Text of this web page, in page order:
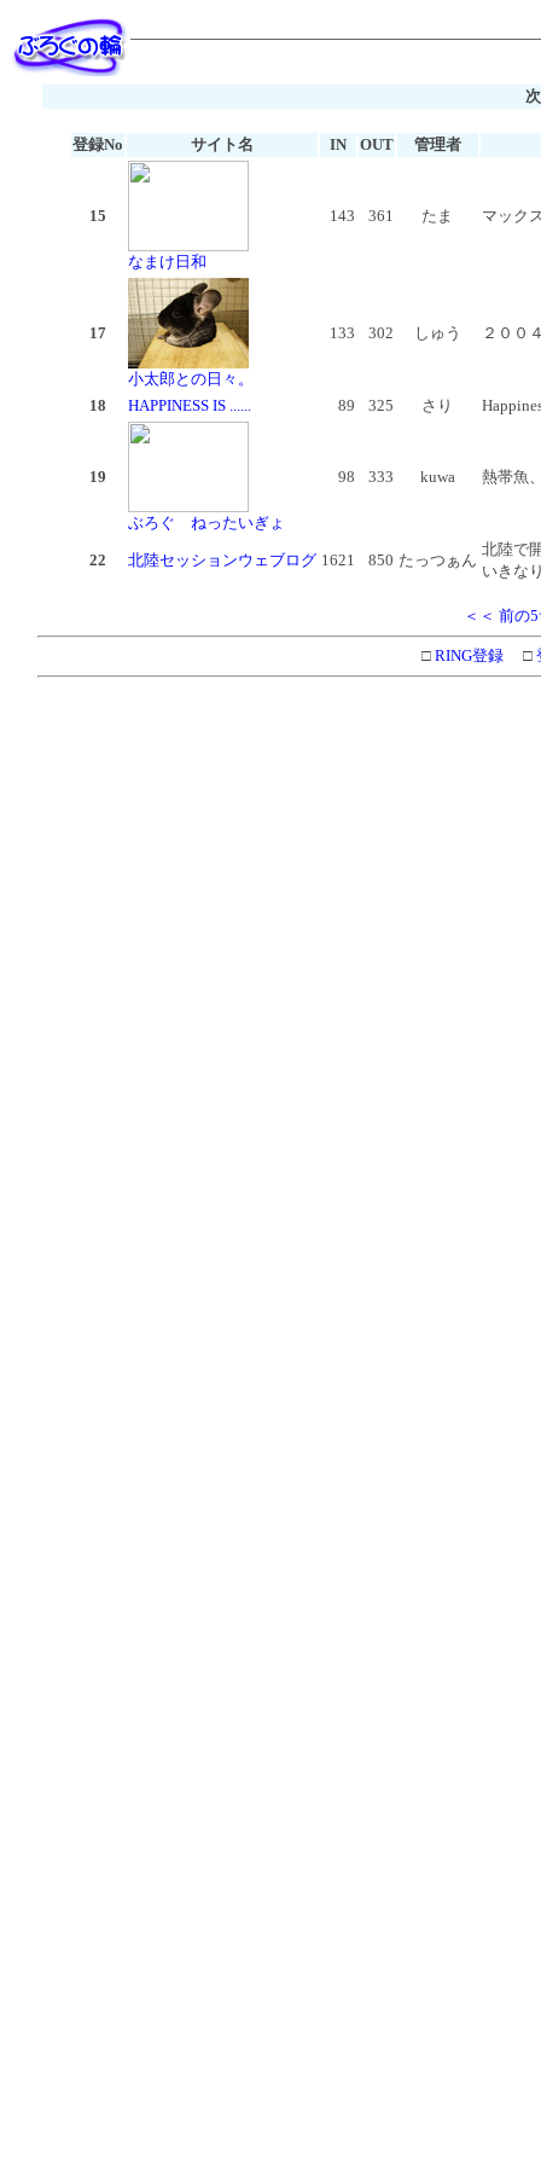
登録No サイト名 IN OUT 管理者
15
なまけ日和
143 361 たま マック
17
小太郎との日々。
133 302 しゅう ２００
18 HAPPINESS IS ...... 89 325 さり
19
ぶろぐ ねったいぎょ
98 333 kuwa 熱帯魚
22 北陸セッションウェブログ 1621 850 たっつぁん
北陸で
いきな
＜＜ 前の
□RING登録□